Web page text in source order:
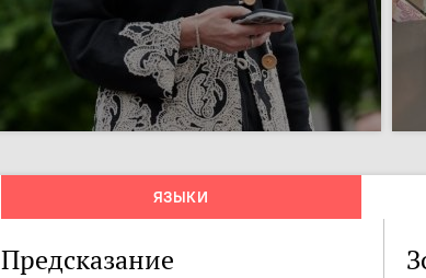
ЯЗЫКИ
Предсказание